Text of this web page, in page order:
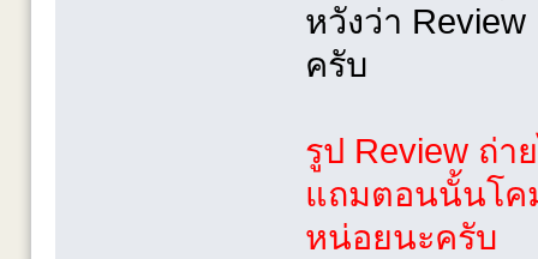
หวังว่า
ครับ
รูป Review ถ่า
แถมตอนนั้นโค
หน่อยนะครับ